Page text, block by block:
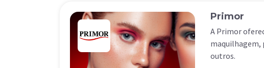
Primor
A Primor
maquilhagem,
outros.